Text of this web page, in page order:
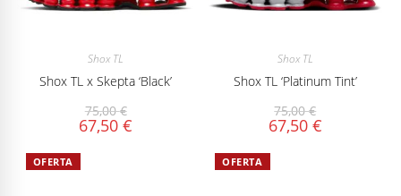
Shox TL
Shox TL x Skepta ‘Black’
75,00€
67,50€
Shox TL
Shox TL ‘Platinum Tint’
75,00€
67,50 €
OFERTA OFERTA